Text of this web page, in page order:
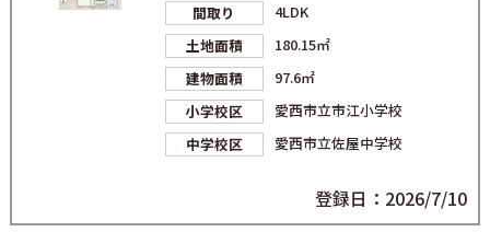
間取り
4LDK
土地面積
180.15㎡
建物面積
97.6㎡
小学校区
愛西市立市江小学校
中学校区
愛西市立佐屋中学校
登録日：2026/7/10